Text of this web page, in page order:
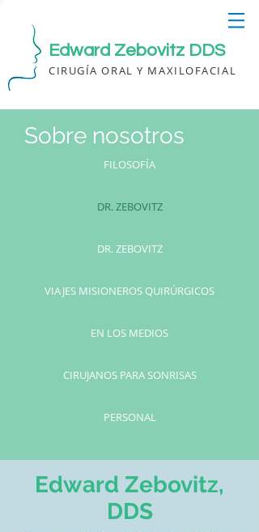
Edward Zebovitz DDS
CIRUGÍA ORAL Y MAXILOFACIAL
Sobre nosotros
FILOSOFÍA
DR. ZEBOVITZ
DR. ZEBOVITZ
VIAJES MISIONEROS QUIRÚRGICOS
EN LOS MEDIOS
CIRUJANOS PARA SONRISAS
PERSONAL
Edward Zebovitz,
DDS